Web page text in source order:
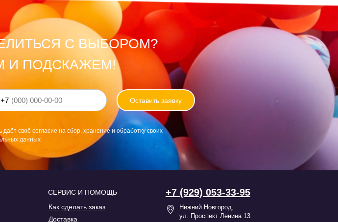
С ВЫБОРОМ?
ПОДСКАЖЕМ!
+7 Оставить заявку
своё согласие на сбор, хранение и обработку своих
данных
СЕРВИС И ПОМОЩЬ +7 (929) 053-33-95
Нижний Новгород,
ул. Проспект Ленина 13
Как сделать заказ
Доставка